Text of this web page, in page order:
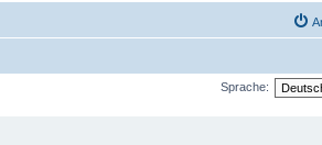
Sprache: